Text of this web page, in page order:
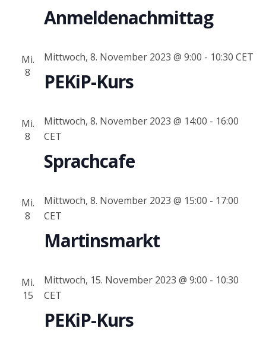
Anmeldenachmittag
Mi.
8
Mittwoch, 8. November 2023 @ 9:00 - 10:30 CET
PEKiP-Kurs
Mi.
8
Mittwoch, 8. November 2023 @ 14:00 - 16:00
CET
Sprachcafe
Mi.
8
Mittwoch, 8. November 2023 @ 15:00 - 17:00
CET
Martinsmarkt
Mi.
15
Mittwoch, 15. November 2023 @ 9:00 - 10:30
CET
PEKiP-Kurs